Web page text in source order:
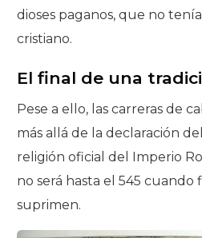
dioses paganos, que no
cristiano.
El final de una
Pese a ello, las carreras de
más allá de la declaración
religión oficial del Imperio
no será hasta el 545 cuando
suprimen.